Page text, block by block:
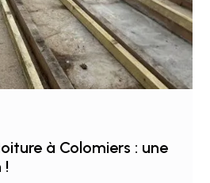
à Colomiers : une
!